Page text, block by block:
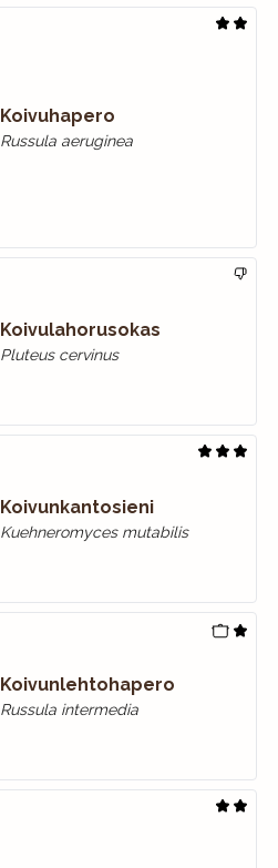
Koivuhapero
Russula aeruginea
Koivulahorusokas
Pluteus cervinus
Koivunkantosieni
Kuehneromyces mutabilis
Koivunlehtohapero
Russula intermedia